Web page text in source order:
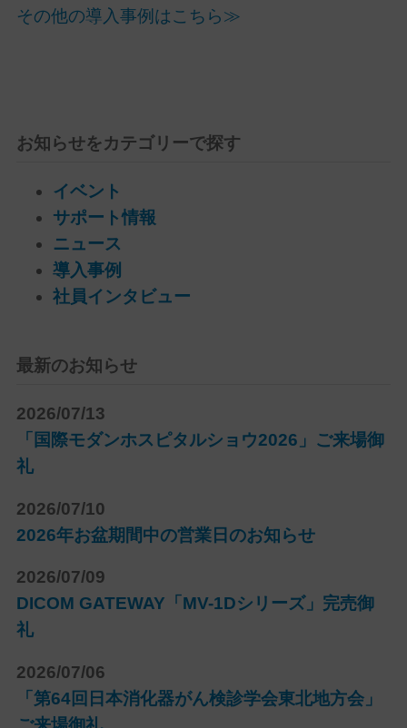
その他の導入事例はこちら≫
お知らせをカテゴリーで探す
イベント
サポート情報
ニュース
導入事例
社員インタビュー
最新のお知らせ
2026/07/13
「国際モダンホスピタルショウ2026」ご来場御
礼
2026/07/10
2026年お盆期間中の営業日のお知らせ
2026/07/09
DICOM GATEWAY「MV-1Dシリーズ」完売御
礼
2026/07/06
「第64回日本消化器がん検診学会東北地方会」